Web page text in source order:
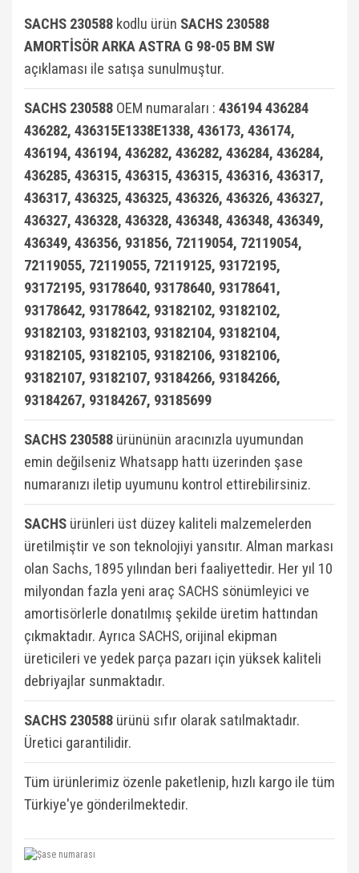
SACHS 230588 kodlu ürün SACHS 230588
AMORTİSÖR ARKA ASTRA G 98-05 BM SW
açıklaması ile satışa sunulmuştur.
SACHS 230588 OEM numaraları : 436194 436284
436282, 436315E1338E1338, 436173, 436174,
436194, 436194, 436282, 436282, 436284, 436284,
436285, 436315, 436315, 436315, 436316, 436317,
436317, 436325, 436325, 436326, 436326, 436327,
436327, 436328, 436328, 436348, 436348, 436349,
436349, 436356, 931856, 72119054, 72119054,
72119055, 72119055, 72119125, 93172195,
93172195, 93178640, 93178640, 93178641,
93178642, 93178642, 93182102, 93182102,
93182103, 93182103, 93182104, 93182104,
93182105, 93182105, 93182106, 93182106,
93182107, 93182107, 93184266, 93184266,
93184267, 93184267, 93185699
SACHS 230588 ürününün aracınızla uyumundan
emin değilseniz Whatsapp hattı üzerinden şase
numaranızı iletip uyumunu kontrol ettirebilirsiniz.
SACHS ürünleri üst düzey kaliteli malzemelerden
üretilmiştir ve son teknolojiyi yansıtır. Alman markası
olan Sachs, 1895 yılından beri faaliyettedir. Her yıl 10
milyondan fazla yeni araç SACHS sönümleyici ve
amortisörlerle donatılmış şekilde üretim hattından
çıkmaktadır. Ayrıca SACHS, orijinal ekipman
üreticileri ve yedek parça pazarı için yüksek kaliteli
debriyajlar sunmaktadır.
SACHS 230588 ürünü sıfır olarak satılmaktadır.
Üretici garantilidir.
Tüm ürünlerimiz özenle paketlenip, hızlı kargo ile tüm
Türkiye'ye gönderilmektedir.